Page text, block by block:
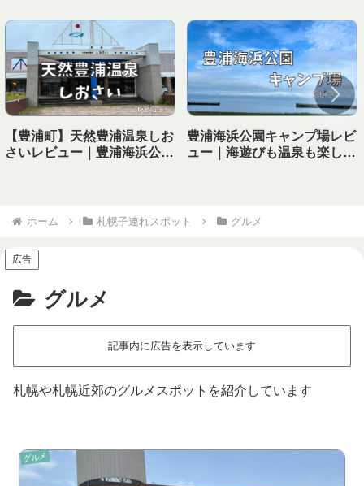
【豊浦町】天然豊浦温泉しお
さいレビュー｜豊浦海浜公園
豊浦海浜公園キャンプ場レビ
ュー｜海遊びも温泉も楽しめ
ホーム 札幌子連れスポット グルメ
広告
グルメ
記事内に広告を表示しています
札幌や札幌近郊のグルメスポットを紹介しています
グルメ